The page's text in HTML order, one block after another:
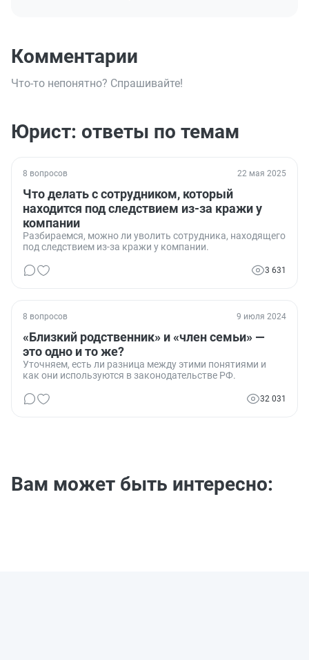
Комментарии
Что-то непонятно? Спрашивайте!
Юрист: ответы по темам
8 вопросов 22 мая 2025
Что делать с сотрудником, который
находится под следствием из-за кражи у
компании
Разбираемся, можно ли уволить сотрудника, находящего
под следствием из-за кражи у компании.
3 631
8 вопросов 9 июля 2024
«Близкий родственник» и «член семьи» —
это одно и то же?
Уточняем, есть ли разница между этими понятиями и
как они используются в законодательстве РФ.
32 031
Вам может быть интересно: